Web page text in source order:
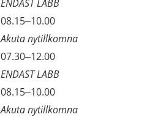
ENDAST LABB
08.15–10.00
Akuta nytillkomna
07.30–12.00
ENDAST LABB
08.15–10.00
Akuta nytillkomna